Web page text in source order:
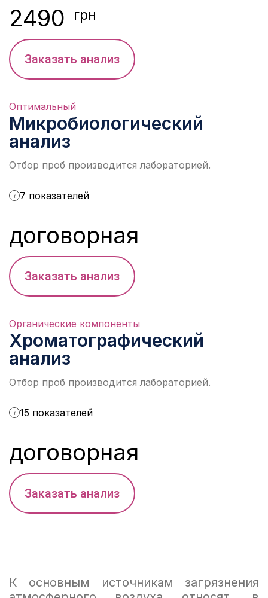
2490 грн
Заказать анализ
Оптимальный
Микробиологический
анализ
Отбор проб производится лабораторией.
7 показателей
i
договорная
Заказать анализ
Органические компоненты
Хроматографический
анализ
Отбор проб производится лабораторией.
15 показателей
i
договорная
Заказать анализ
К основным источникам загрязнения